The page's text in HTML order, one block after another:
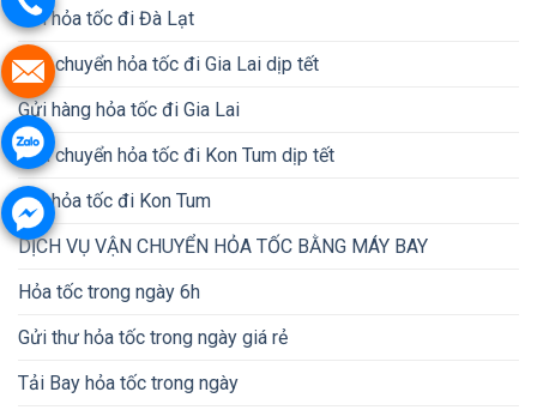
Gửi hỏa tốc đi Đà Lạt
Vận chuyển hỏa tốc đi Gia Lai dịp tết
Gửi hàng hỏa tốc đi Gia Lai
Vận chuyển hỏa tốc đi Kon Tum dịp tết
Gửi hỏa tốc đi Kon Tum
DỊCH VỤ VẬN CHUYỂN HỎA TỐC BẰNG MÁY BAY
Hỏa tốc trong ngày 6h
Gửi thư hỏa tốc trong ngày giá rẻ
Tải Bay hỏa tốc trong ngày